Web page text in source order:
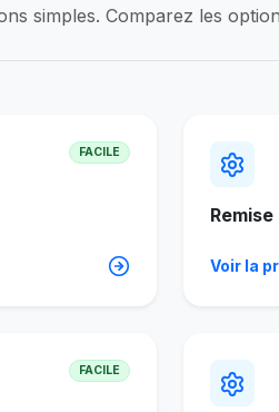
simples. Comparez les
FACILE
Voir la
FACILE